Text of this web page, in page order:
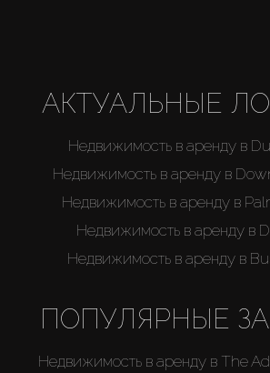
АКТУАЛЬНЫЕ
Недвижимость в аренду в
Недвижимость в аренду в
Недвижимость в аренду в
Недвижимость в аренду в
Недвижимость в аренду в
ПОПУЛЯРНЫЕ
Недвижимость в аренду в The